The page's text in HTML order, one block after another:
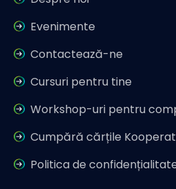
Evenimente
Contactează-ne
Cursuri pentru tine
Workshop-uri pentru
Cumpără cărțile
Politica de